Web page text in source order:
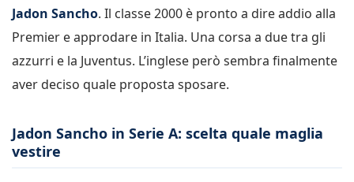
Jadon Sancho. Il classe 2000 è pronto a dire addio alla
Premier e approdare in Italia. Una corsa a due tra gli
azzurri e la Juventus. L’inglese però sembra finalmente
aver deciso quale proposta sposare.
Jadon Sancho in Serie A: scelta quale maglia
vestire